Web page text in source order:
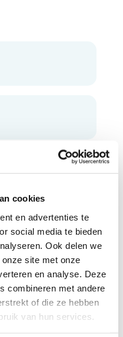
cookies
en advertenties te
social media te bieden
Ook delen we
site met onze
en analyse. Deze
combineren met andere
of die ze hebben
van hun services.